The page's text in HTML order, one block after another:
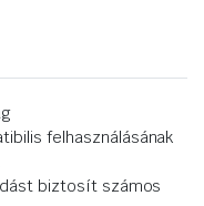
felhasználásának
biztosít számos